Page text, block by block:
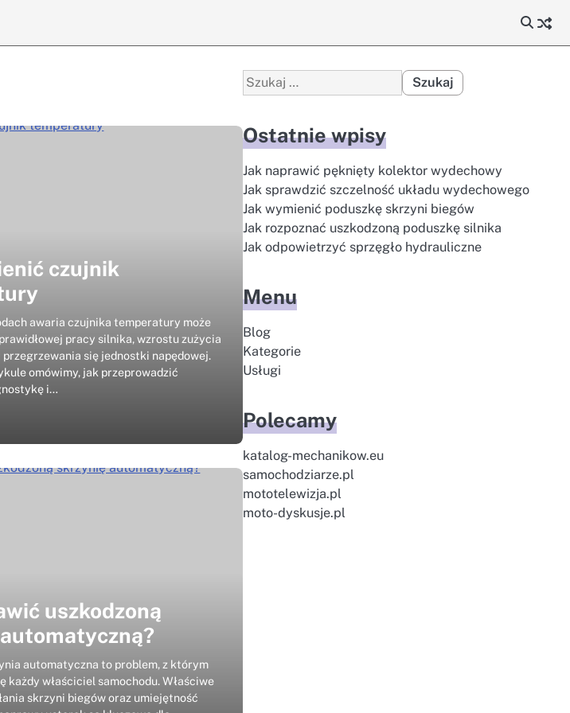
czujnik
awaria czujnika temperatury może
pracy silnika, wzrostu zużycia
się jednostki napędowej.
omówimy, jak przeprowadzić
i…
uszkodzoną
automatyczna to problem, z którym
każdy właściciel samochodu. Właściwe
skrzyni biegów oraz umiejętność
Szukaj:
Ostatnie wpisy
Jak naprawić pęknięty kolektor wydechowy
Jak sprawdzić szczelność układu wydechowego
Jak wymienić poduszkę skrzyni biegów
Jak rozpoznać uszkodzoną poduszkę silnika
Jak odpowietrzyć sprzęgło hydrauliczne
Menu
Blog
Kategorie
Usługi
Polecamy
katalog-mechanikow.eu
samochodziarze.pl
mototelewizja.pl
moto-dyskusje.pl